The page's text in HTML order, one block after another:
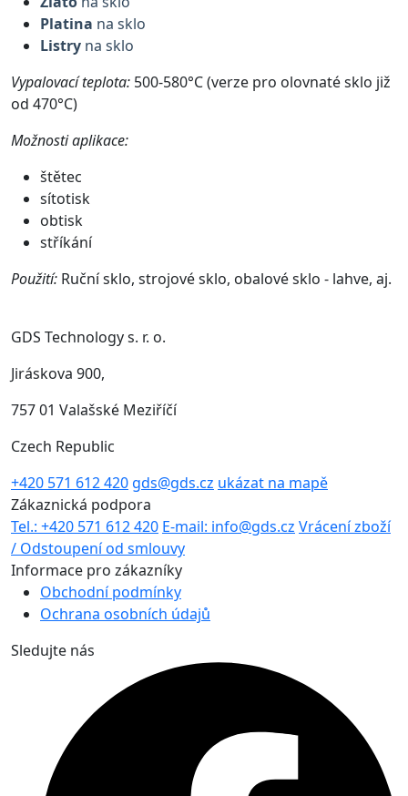
Platina na sklo
Listry na sklo
Vypalovací teplota: 500-580°C (verze pro olovnaté sklo již
od 470°C)
Možnosti aplikace:
štětec
sítotisk
obtisk
stříkání
Použití: Ruční sklo, strojové sklo, obalové sklo - lahve, aj.
GDS Technology s. r. o.
Jiráskova 900,
757 01 Valašské Meziříčí
Czech Republic
+420 571 612 420 gds@gds.cz ukázat na mapě
Zákaznická podpora
Tel.: +420 571 612 420 E-mail: info@gds.cz Vrácení zboží
/ Odstoupení od smlouvy
Informace pro zákazníky
Obchodní podmínky
Ochrana osobních údajů
Sledujte nás